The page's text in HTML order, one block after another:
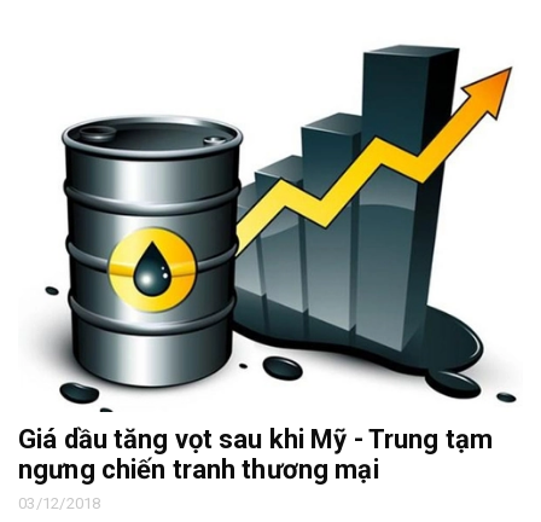
Giá dầu tăng vọt sau khi Mỹ - Trung tạm
ngưng chiến tranh thương mại
03/12/2018